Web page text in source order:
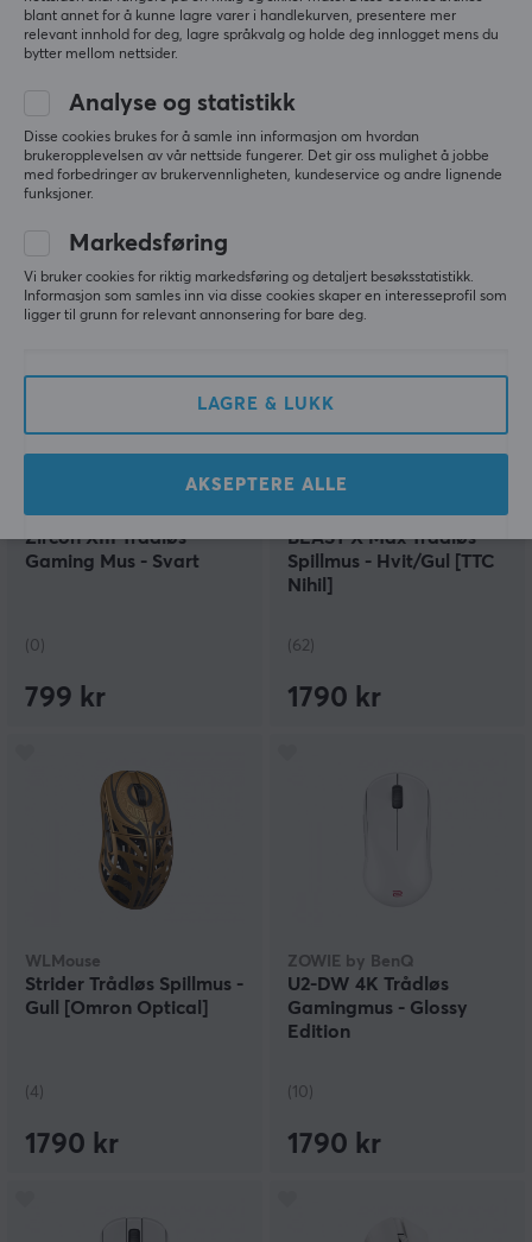
x The Swords
Magnesium Trådløs
Gamingmus [TTC] - Mint
Green
(0)
1790 kr
Trådløs Gaming Mus -
Solid - Hvit
Genesis
Zircon XIII Trådløs
Gaming Mus - Svart
(0)
799 kr
WLMouse
BEAST X Max Trådløs
Spillmus - Hvit/Gul [TTC
Nihil]
(62)
1790 kr
WLMouse
Strider Trådløs Spillmus -
Gull [Omron Optical]
(4)
1790 kr
ZOWIE by BenQ
U2-DW 4K Trådløs
Gamingmus - Glossy
Edition
(10)
1790 kr
blant annet for å kunne lagre varer i handlekurven, presentere mer
relevant innhold for deg, lagre språkvalg og holde deg innlogget mens du
bytter mellom nettsider.
Analyse og statistikk
Disse cookies brukes for å samle inn informasjon om hvordan
brukeropplevelsen av vår nettside fungerer. Det gir oss mulighet å jobbe
med forbedringer av brukervennligheten, kundeservice og andre lignende
funksjoner.
Markedsføring
Vi bruker cookies for riktig markedsføring og detaljert besøksstatistikk.
Informasjon som samles inn via disse cookies skaper en interesseprofil som
ligger til grunn for relevant annonsering for bare deg.
LAGRE & LUKK
AKSEPTERE ALLE